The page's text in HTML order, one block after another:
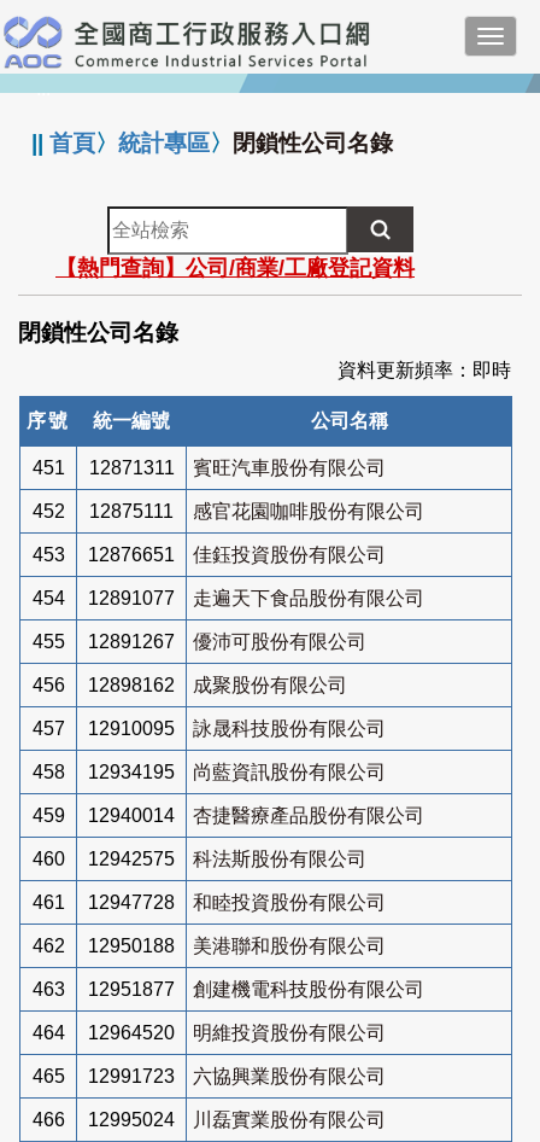
跳
到
主
要
:::
||首頁〉統計專區〉 閉鎖性公司名錄
全
站
檢
索
【熱門查詢】公司/商業/工廠登記資料
閉鎖性公司名錄
資料更新頻率：即時
序號 統一編號 公司名稱
451 12871311 賓旺汽車股份有限公司
452 12875111 感官花園咖啡股份有限公司
453 12876651 佳鈺投資股份有限公司
454 12891077 走遍天下食品股份有限公司
455 12891267 優沛可股份有限公司
456 12898162 成聚股份有限公司
457 12910095 詠晟科技股份有限公司
458 12934195 尚藍資訊股份有限公司
459 12940014 杏捷醫療產品股份有限公司
460 12942575 科法斯股份有限公司
461 12947728 和睦投資股份有限公司
462 12950188 美港聯和股份有限公司
463 12951877 創建機電科技股份有限公司
464 12964520 明維投資股份有限公司
465 12991723 六協興業股份有限公司
466 12995024 川磊實業股份有限公司